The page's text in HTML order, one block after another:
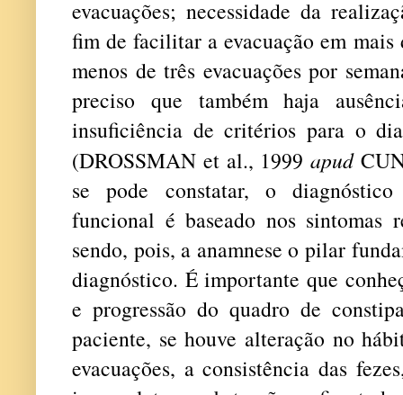
evacuações; necessidade da
fim de facilitar a evacuação em mais
menos de três evacuações por
preciso que também haja
insuficiência de critérios para o
(DROSSMAN et al., 1999apud
se pode constatar, o
funcional é baseado nos sintomas
sendo, pois, a anamnese o pilar
diagnóstico. É importante que
e progressão do quadro de
paciente, se houve alteração no
evacuações, a consistência das